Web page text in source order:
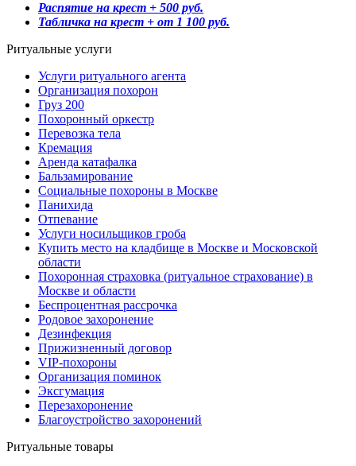
Распятие на крест + 500 руб.
Табличка на крест + от 1 100 руб.
Ритуальные услуги
Услуги ритуального агента
Организация похорон
Груз 200
Похоронный оркестр
Перевозка тела
Кремация
Аренда катафалка
Бальзамирование
Социальные похороны в Москве
Панихида
Отпевание
Услуги носильщиков гроба
Купить место на кладбище в Москве и Московской
области
Похоронная страховка (ритуальное страхование) в
Москве и области
Беспроцентная рассрочка
Родовое захоронение
Дезинфекция
Прижизненный договор
VIP-похороны
Организация поминок
Эксгумация
Перезахоронение
Благоустройство захоронений
Ритуальные товары